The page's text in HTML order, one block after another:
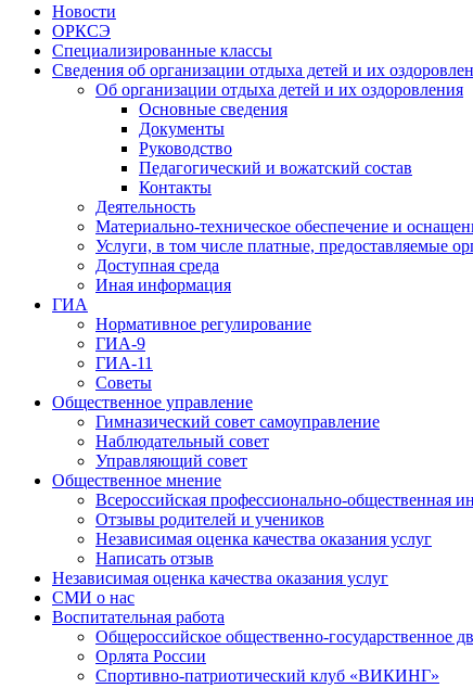
Новости
ОРКСЭ
Специализированные классы
Сведения об организации отдыха детей и их
Об организации отдыха детей и их оздоровления
Основные сведения
Документы
Руководство
Педагогический и вожатский состав
Контакты
Деятельность
Материально-техническое обеспечение и
Услуги, в том числе платные, предоставляемые
Доступная среда
Иная информация
ГИА
Нормативное регулирование
ГИА-9
ГИА-11
Советы
Общественное управление
Гимназический совет самоуправление
Наблюдательный совет
Управляющий совет
Общественное мнение
Всероссийская профессионально-общественная
Отзывы родителей и учеников
Независимая оценка качества оказания услуг
Написать отзыв
Независимая оценка качества оказания услуг
СМИ о нас
Воспитательная работа
Общероссийское общественно-государственное
Орлята России
Спортивно-патриотический клуб «ВИКИНГ»